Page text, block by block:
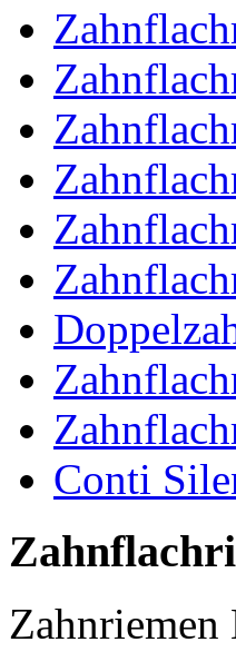
Conti